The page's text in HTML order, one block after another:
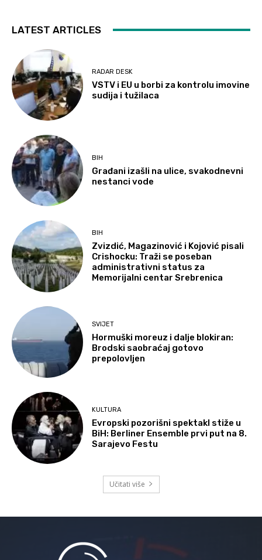
LATEST ARTICLES
RADAR DESK
VSTV i EU u borbi za kontrolu imovine
sudija i tužilaca
BIH
Građani izašli na ulice, svakodnevni
nestanci vode
BIH
Zvizdić, Magazinović i Kojović pisali
Crishocku: Traži se poseban
administrativni status za
Memorijalni centar Srebrenica
SVIJET
Hormuški moreuz i dalje blokiran:
Brodski saobraćaj gotovo
prepolovljen
KULTURA
Evropski pozorišni spektakl stiže u
BiH: Berliner Ensemble prvi put na 8.
Sarajevo Festu
Učitati više